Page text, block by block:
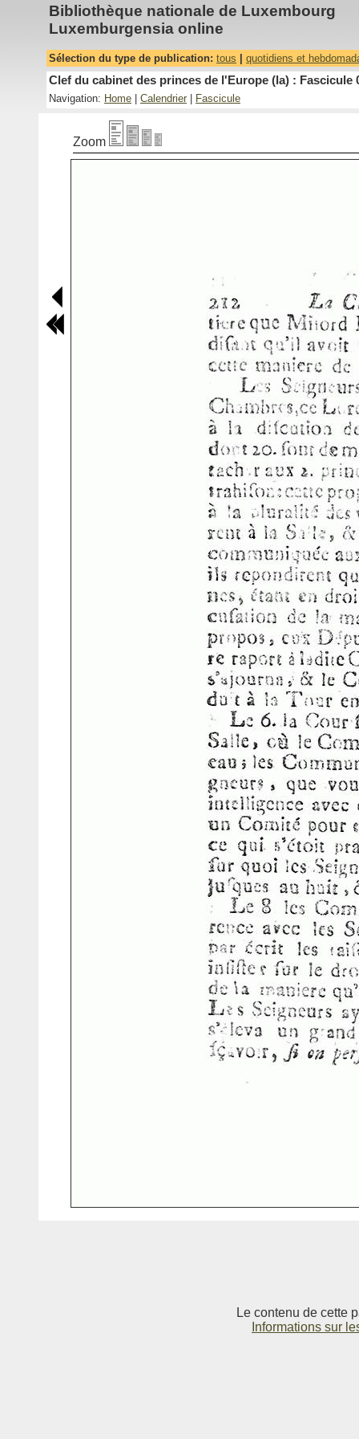
Bibliothèque nationale de Luxembourg
Luxemburgensia online
Sélection du type de publication: tous quotidiens et
Clef du cabinet des princes de l'Europe (la) : Fascicule
Navigation: Home Calendrier Fascicule
Zoom
Le contenu de cette
Informations sur